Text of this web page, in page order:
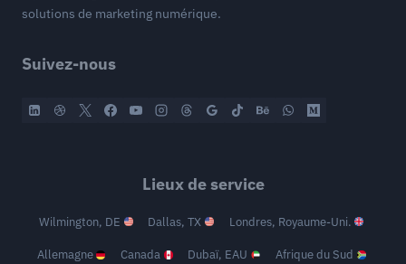
solutions de marketing numérique.
Suivez-nous
Lieux de service
Wilmington, DE Dallas, TX Londres, Royaume-Uni.
Allemagne Canada Dubaï, EAU Afrique du Sud